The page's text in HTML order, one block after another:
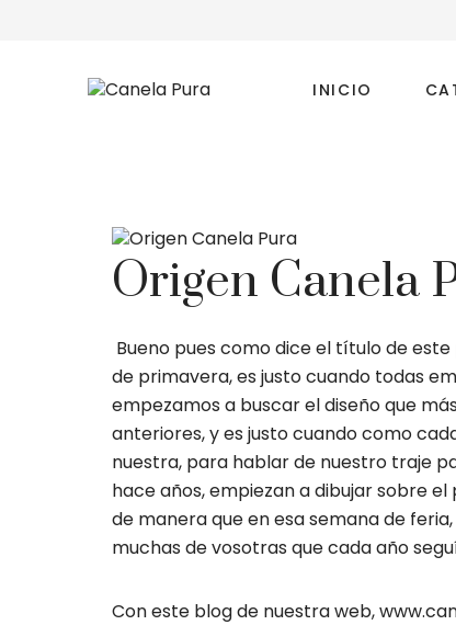
INICIO
Origen Canela
Bueno pues como dice el título de
de primavera, es justo cuando todas
empezamos a buscar el diseño que
anteriores, y es justo cuando como
nuestra, para hablar de nuestro traje
hace años, empiezan a dibujar sobre
de manera que en esa semana de
muchas de vosotras que cada año
Con este blog de nuestra web,